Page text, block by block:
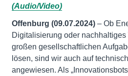
(Audio/Video)
Offenburg (09.07.2024) – Ob
Digitalisierung oder
großen gesellschaftlichen
lösen, sind wir auch auf
angewiesen. Als